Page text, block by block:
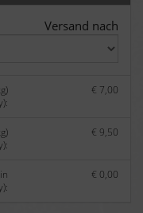
Versand nach
€ 7,00
€ 9,50
€ 0,00